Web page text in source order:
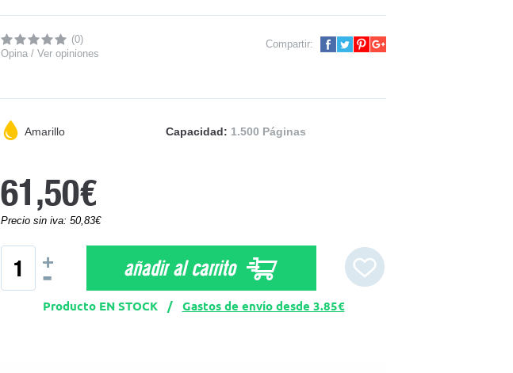
(0)
Opina / Ver opiniones
Compartir:
Amarillo Capacidad: 1.500 Páginas
61,50€
Precio sin iva: 50,83€
+
- añadir al carrito
Producto EN STOCK / Gastos de envío desde 3.85€